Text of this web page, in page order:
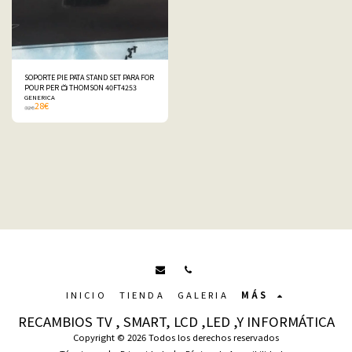
SOPORTE PIE PATA STAND SET PARA FOR
POUR PER 📺 THOMSON 40FT4253
GENERICA
32€28€
RECAMBIOS TV , SMART, LCD ,LED ,Y INFORMÁTICA
Copyright © 2026 Todos los derechos reservados
INICIO TIENDA GALERIA MÁS